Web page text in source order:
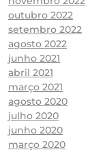
outubro 2022
setembro 2022
agosto 2022
junho 2021
abril 2021
março 2021
agosto 2020
julho 2020
junho 2020
março 2020